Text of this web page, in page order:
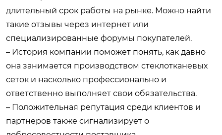
длительный срок работы на рынке. Можно найти
такие отзывы через интернет или
специализированные форумы покупателей.
– История компании поможет понять, как давно
она занимается производством стеклотканевых
сеток и насколько профессионально и
ответственно выполняет свои обязательства.
– Положительная репутация среди клиентов и
партнеров также сигнализирует о